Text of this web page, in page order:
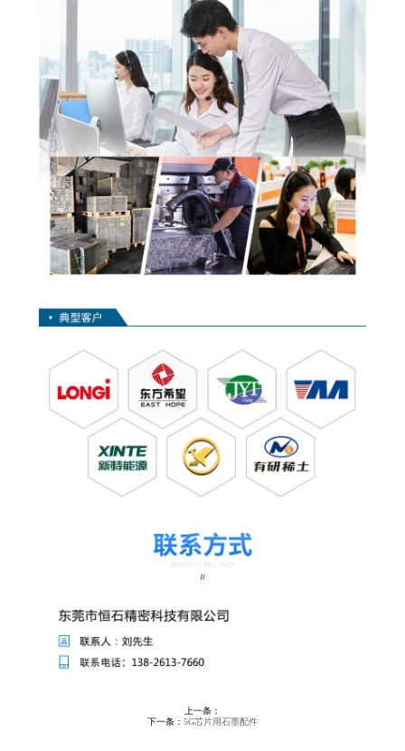
上一条：
下一条： 5G芯片用石墨配件